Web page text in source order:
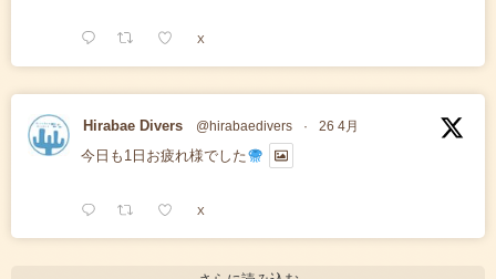
X
Hirabae Divers @hirabaedivers · 26 4月
今日も1日お疲れ様でした
X